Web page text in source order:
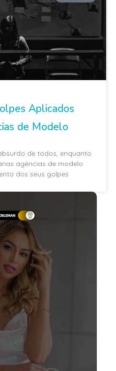
Aplicados
de Modelo
de todos, enquanto
agências de modelo
dos seus golpes